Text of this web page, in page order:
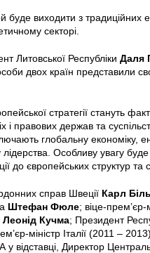
виходити з традиційних
секторі.
Литовської Республіки Даля
двох країн представили
стратегії стануть
правових держав та
глобальну економіку,
Особливу увагу
до європейських структур та
справ Швеції Карл
Штефан Фюле; віце-прем’єр-
Леонід Кучма; Президент
міністр Італії (2011 – 2013)
відставці, Директор